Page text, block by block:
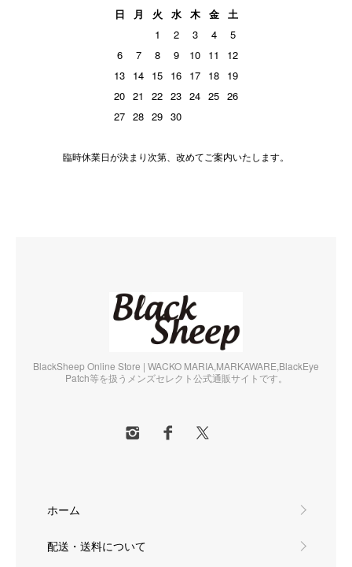
日 月 火 水 木 金
土
1
2 3 4
5
6
7 8 9 10 11
12
13 14 15 16 17 18 19
20 21 22 23 24 25 26
27 28 29 30
臨時休業日が決まり次第、改めてご案内いたします。
BlackSheep Online Store | WACKO MARIA,MARKAWARE,BlackEye
Patch等を扱うメンズセレクト公式通販サイトです。
ホーム
配送・送料について